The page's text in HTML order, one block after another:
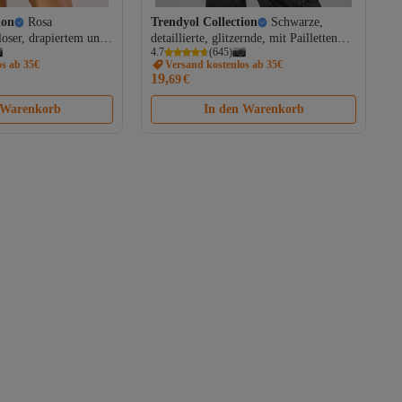
Rosa
drapiertem und
brasilianischem
ab 35€
Trendyol Collection
Schwarze,
detaillierte, glitzernde, mit Pailletten
besetzte Strickbluse TPRSS25BZ00036
4.7 (645)
Versand kostenlos ab 35€
19,69€
In den Warenkorb